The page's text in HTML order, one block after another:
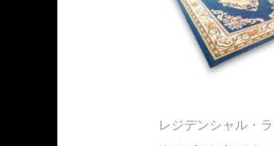
レジデンシャル・